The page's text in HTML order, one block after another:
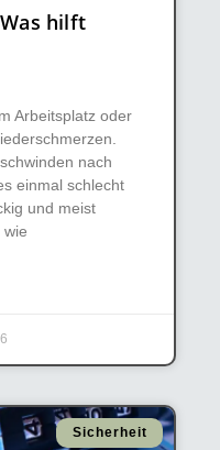
hilft
Arbeitsplatz oder
nach
einmal schlecht
und meist
wie
Sicherheit